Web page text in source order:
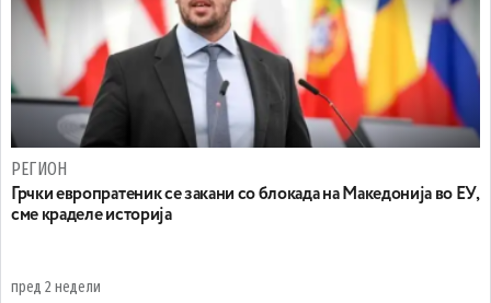
РЕГИОН
Грчки европратеник се закани со блокада на Македонија во ЕУ,
сме краделе историја
пред 2 недели